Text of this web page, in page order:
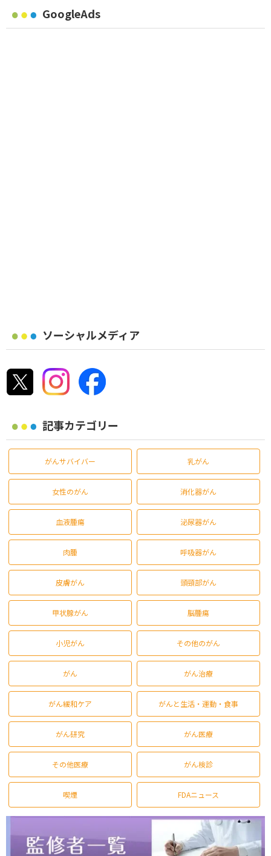
GoogleAds
ソーシャルメディア
記事カテゴリー
がんサバイバー 乳がん
女性のがん 消化器がん
血液腫瘍 泌尿器がん
肉腫 呼吸器がん
皮膚がん 頭頸部がん
甲状腺がん 脳腫瘍
小児がん その他のがん
がん がん治療
がん緩和ケア がんと生活・運動・食事
がん研究 がん医療
その他医療 がん検診
喫煙 FDAニュース